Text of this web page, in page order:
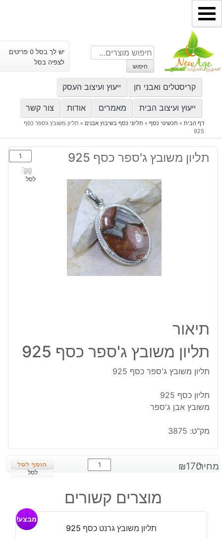
דילוג
לתוכן
חיפוש
עבור:
חיפוש
יש לך בסל 0 פריטים
לצפיה בסל
קריסטלים ואבני חן ייעוץ ועיצוב העסק
ייעוץ ועיצוב הבית מאמרים אודות צור קשר
דף הבית» תכשיטי כסף» תליוני כסף בשיבוץ אבנים » תליון משובץ ג'ספר כסף
925
תליון משובץ ג'ספר כסף 925
כמות
של
תליון
לסל
תיאור
תליון משובץ ג'ספר כסף 925
תליון משובץ ג'ספר כסף 925
תליון כסף 925
משובץ אבן ג'ספר
מק"ט: 3875
מחיר: ₪170
כמות
של
משובץ
ג'ספר
925
לסל
מוצרים קשורים
תליון משובץ גרנט כסף 925
מבצע!